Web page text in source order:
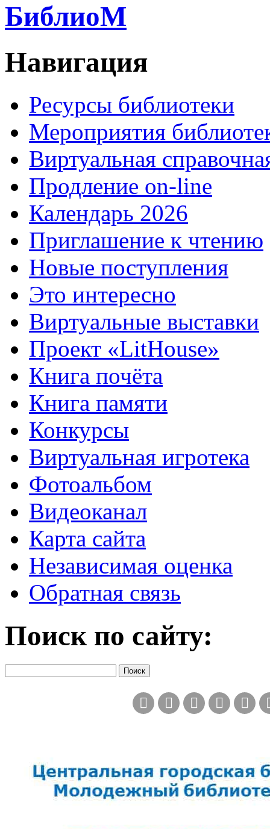
БиблиоМ
Навигация
Ресурсы библиотеки
Мероприятия
Виртуальная
Продление on-line
Календарь 2026
Приглашение к чтению
Новые поступления
Это интересно
Виртуальные выставки
Проект «LitHouse»
Книга почёта
Книга памяти
Конкурсы
Виртуальная игротека
Фотоальбом
Видеоканал
Карта сайта
Независимая оценка
Обратная связь
Поиск по сайту: